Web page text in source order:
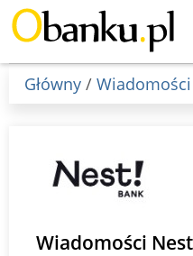
Menu
Główny / Wiadomości
Wiadomości